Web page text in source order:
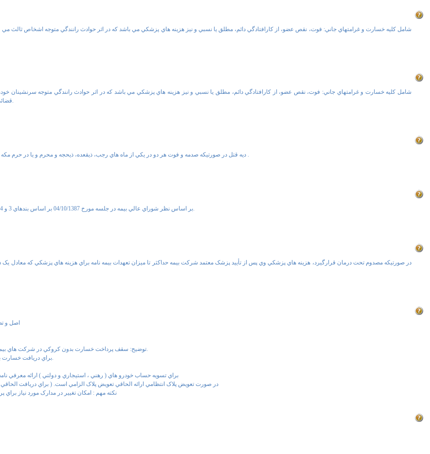
شامل کليه خسارت و غرامتهاي جاني: فوت، نقص عضو، از کارافتادگي دائم، مطلق يا نسبي و نيز هزينه هاي پزشکي مي باشد که در اثر حوادث رانندگي متوجه اشخاص ثالث
شامل کليه خسارت و غرامتهاي جاني: فوت، نقص عضو، از کارافتادگي دائم، مطلق يا نسبي و نيز هزينه هاي پزشکي مي باشد که در اثر حوادث رانندگي متوجه سرنشينان
قضائي و تا سقف تعهدات خريداري شده و مندرج در کارت هاي بيمه نامه ثالث قابل جبران مي باشد.
ديه قتل در صورتيکه صدمه و فوت هر دو در يکي از ماه هاي رجب، ذيقعده، ذيحجه و محرم و يا در حرم مکه معظمه اتفاق بيفتد علاوه بر ديه کامل بعنوان تشديد مجازات بايد يک سوم ديه اضافه تر بپردازد .
بر اساس نظر شوراي عالي بيمه در جلسه مورخ 04/10/1387 بر اساس بندهاي 3 و 4 ماده 17 قانون تأسيس بيمه مرکزي ايران و بيمه گري ديه زن به اندازه ديه مرد تعيين مي گردد.
در صورتيکه مصدوم تحت درمان قرارگيرد، هزينه هاي پزشکي وي پس از تأييد پزشک معتمد شرکت بيمه حداکثر تا ميزان تعهدات بيمه نامه براي هزينه هاي پزشکي که معادل
1- اصل و
توضيح: سقف پرداخت خسارت بدون كروكي در شركت هاي بيمه متفاوت مي باشد، لذا رعايت سقف مربوطه جهت اخذ كروكي تصادف قابل اهميت مي باشد.
4- براي دريافت خسارت بدون كروكي بازديد خودروهاي مقصر و زيانديده توسط كارشناس شركت بيمه الزامي است.
6- براي تسويه حساب خودرو هاي ( رهني ، استيجاري و دولتي ) ارائه معرفي
7- در صورت تعويض پلاک انتظامي ارائه الحاقي تعويض پلاک الزامي است. ( براي دريافت
• نکته مهم : امکان تغيير در مدارک مورد نياز